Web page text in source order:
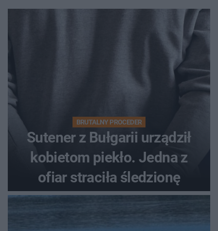
BRUTALNY PROCEDER
Sutener z Bułgarii urządził
kobietom piekło. Jedna z
ofiar straciła śledzionę